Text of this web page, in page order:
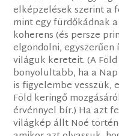
elképzelések szerint a
mint egy fürdőkádnak
koherens (és persze
elgondolni,
világuk kereteit. (A
bonyolultabb, ha a
is figyelembe vesszük,
Föld keringő
érvénnyel bír.) Ha azt
világkép állt Noé